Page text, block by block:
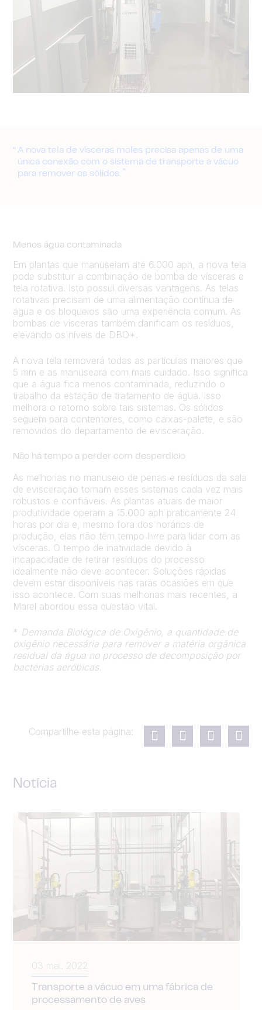
A nova tela de vísceras moles precisa apenas de uma
única conexão com o sistema de transporte a vácuo
para remover os sólidos.
Menos água contaminada
Em plantas que manuseiam até 6.000 aph, a nova tela
pode substituir a combinação de bomba de vísceras e
tela rotativa. Isto possui diversas vantagens. As telas
rotativas precisam de uma alimentação contínua de
água e os bloqueios são uma experiência comum. As
bombas de vísceras também danificam os resíduos,
elevando os níveis de DBO*.
A nova tela removerá todas as partículas maiores que
5 mm e as manuseará com mais cuidado. Isso significa
que a água fica menos contaminada, reduzindo o
trabalho da estação de tratamento de água. Isso
melhora o retorno sobre tais sistemas. Os sólidos
seguem para contentores, como caixas-palete, e são
removidos do departamento de evisceração.
Não há tempo a perder com desperdício
As melhorias no manuseio de penas e resíduos da sala
de evisceração tornam esses sistemas cada vez mais
robustos e confiáveis. As plantas atuais de maior
produtividade operam a 15.000 aph praticamente 24
horas por dia e, mesmo fora dos horários de
produção, elas não têm tempo livre para lidar com as
vísceras. O tempo de inatividade devido à
incapacidade de retirar resíduos do processo
idealmente não deve acontecer. Soluções rápidas
devem estar disponíveis nas raras ocasiões em que
isso acontece. Com suas melhorias mais recentes, a
Marel abordou essa questão vital.
* Demanda Biológica de Oxigênio, a quantidade de
oxigênio necessária para remover a matéria orgânica
residual da água no processo de decomposição por
bactérias aeróbicas.
Compartilhe esta página:
Notícia
03 mai. 2022
Transporte a vácuo em uma fábrica de
processamento de aves